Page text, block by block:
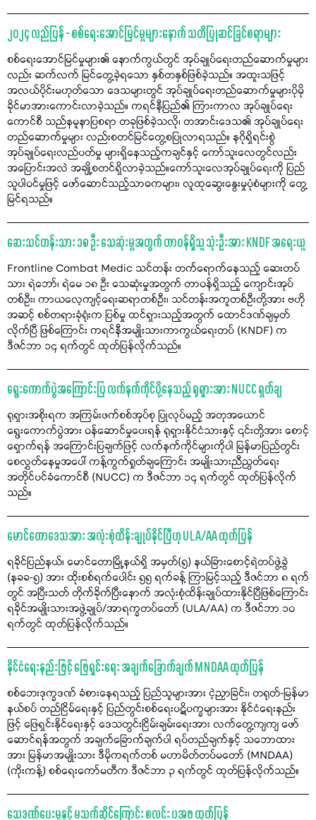
၂၀၂၄ လည်ပြန် - စစ်ရေးအောင်မြင်မှုများနောက် သတိပြုဆင်ခြင်စရာများ
စစ်ရေးအောင်မြင်မှုများ၏ နောက်ကွယ်တွင် အုပ်ချုပ်ရေးတည်ဆောက်မှုများ
လည်း ဆက်လက် မြင်တွေ့ခဲ့ရသော နှစ်တနှစ်ဖြစ်ခဲ့သည်။ အထူးသဖြင့်
အလယ်ပိုင်းမဟုတ်သော ဒေသများတွင် အုပ်ချုပ်ရေးတည်ဆောက်မှုများပိုမို
ခိုင်မာအားကောင်းလာခဲ့သည်။ ကရင်နီပြည်၏ ကြားကာလ အုပ်ချုပ်ရေး
ကောင်စီ သည်နမူနာပြစရာ တခုဖြစ်ခဲ့သလို၊ တအာင်းဒေသ၏ အုပ်ချုပ်ရေး
တည်ဆောက်မှုများ လည်းစတင်မြင်တွေ့စပြုလာရသည်။ နဂိုရှိရင်းစွဲ
အုပ်ချုပ်ရေးလည်ပတ်မှု များရှိနေသည့်ကချင်နှင့် ကော်သူးလေတွင်လည်း
အပြောင်းအလဲ အချို့စတင်ရှိလာခဲ့သည်။ကော်သူးလေအုပ်ချုပ်ရေးကို ပြည်
သူပါဝင်မှုဖြင့် ဖော်ဆောင်သည့်သာဓကများ၊ လူထုဆွေးနွေးမှုပုံစံများကို တွေ့
မြင်ရသည်။
ဆေးသင်တန်းသား ၁၈ ဦး သေဆုံးမှုအတွက် တာဝန်ရှိသူ သုံးဦးအား KNDF အရေးယူ
Frontline Combat Medic သင်တန်း တက်ရောက်နေသည့် ဆေးတပ်
သား ရဲဘော်၊ ရဲမေ ၁၈ ဦး သေဆုံးမှုအတွက် တာဝန်ရှိသည့် ကျောင်းအုပ်
တစ်ဦး၊ ကာယလေ့ကျင့်ရေးဆရာတစ်ဦး၊ သင်တန်းအကူတစ်ဦးတို့အား ဗဟို
အဆင့် စစ်တရားခုံရုံးက ပြစ်မှု ထင်ရှားသည့်အတွက် ထောင်ဒဏ်ချမှတ်
လိုက်ပြီ ဖြစ်ကြောင်း ကရင်နီအမျိုးသားကာကွယ်ရေးတပ် (KNDF) က
ဒီဇင်ဘာ ၁၄ ရက်တွင် ထုတ်ပြန်လိုက်သည်။
ရွေးကောက်ပွဲအကြောင်းပြ လက်နက်ကိုင်ပို့နေသည့် ရုရှားအား NUCC ရှုတ်ချ
ရုရှားအစိုးရက အကြမ်းဖက်စစ်အုပ်စု ပြုလုပ်မည့် အတုအယောင်
ရွေးကောက်ပွဲအား ဝန်ဆောင်မှုပေးရန် ရုရှားနိုင်ငံသားနှင့် ၎င်းတို့အား စောင့်
ရှောက်ရန် အကြောင်းပြချက်ဖြင့် လက်နက်ကိုင်များကိုပါ မြန်မာပြည်တွင်း
စေလွှတ်နေမှုအပေါ် ကန့်ကွက်ရှုတ်ချကြောင်း အမျိုးသားညီညွတ်ရေး
အတိုင်ပင်ခံကောင်စီ (NUCC) က ဒီဇင်ဘာ ၁၄ ရက်တွင် ထုတ်ပြန်လိုက်
သည်။
မောင်တောဒေသအား အလုံးစုံထိန်းချုပ်နိုင်ပြီဟု ULA/AA ထုတ်ပြန်
ရခိုင်ပြည်နယ်၊ မောင်တောမြို့နယ်ရှိ အမှတ်(၅) နယ်ခြားစောင့်ရဲတပ်ဖွဲ့ခွဲ
(နခခ-၅) အား ထိုးစစ်ရက်ပေါင်း ၅၅ ရက်ခန့် ကြာမြင့်သည့် ဒီဇင်ဘာ ၈ ရက်
တွင် အပြီးသတ် တိုက်ခိုက်ပြီးနောက် အလုံးစုံထိန်းချုပ်ထားနိုင်ပြီဖြစ်ကြောင်း
ရခိုင်အမျိုးသားအဖွဲ့ချုပ်/အာရက္ခတပ်တော် (ULA/AA) က ဒီဇင်ဘာ ၁၀
ရက်တွင် ထုတ်ပြန်လိုက်သည်။
နိုင်ငံရေးနည်းဖြင့် ဖြေရှင်းရေး အချက်ခြောက်ချက် MNDAA ထုတ်ပြန်
စစ်ဘေးဒုက္ခဒဏ် ခံစားနေရသည့် ပြည်သူများအား ငဲ့ညှာခြင်း၊ တရုတ်-မြန်မာ
နယ်စပ် တည်ငြိမ်ရေးနှင့် ပြည်တွင်းစစ်ရေးပဋိပက္ခများအား နိုင်ငံရေးနည်း
ဖြင့် ဖြေရှင်းနိုင်ရေးနှင့် ဒေသတွင်းငြိမ်းချမ်းရေးအား လက်တွေ့ကျကျ ဖော်
ဆောင်ရန်အတွက် အချက်ခြောက်ချက်ပါ ရပ်တည်ချက်နှင့် သဘောထား
အား မြန်မာအမျိုးသား ဒီမိုကရက်တစ် မဟာမိတ်တပ်မတော် (MNDAA)
(ကိုးကန့်) စစ်ရေးကော်မတီက ဒီဇင်ဘာ ၃ ရက်တွင် ထုတ်ပြန်လိုက်သည်။
သေဒဏ်ပေးမှုနှင့် မသက်ဆိုင်ကြောင်း စလင်း ပအဖ ထုတ်ပြန်